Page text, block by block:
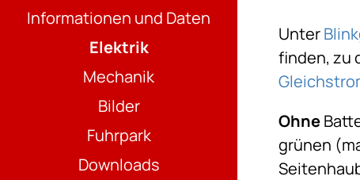
Informationen und Daten
Elektrik
Mechanik
Bilder
Fuhrpark
Downloads
Unter
finden, zu
Ohne
grünen